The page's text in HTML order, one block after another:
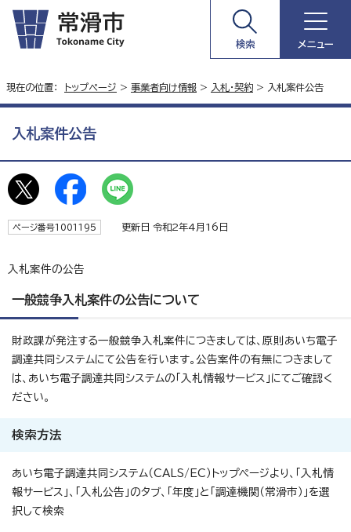
検索 メニュー
現在の位置： トップページ > 事業者向け情報 > 入札・契約 > 入札案件公告
入札案件公告
ページ番号1001195 更新日 令和2年4月16日
入札案件の公告
一般競争入札案件の公告について
財政課が発注する一般競争入札案件につきましては、原則あいち電子
調達共同システムにて公告を行います。公告案件の有無につきまして
は、あいち電子調達共同システムの「入札情報サービス」にてご確認く
ださい。
検索方法
あいち電子調達共同システム（CALS/EC）トップページより、「入札情
報サービス」、「入札公告」のタブ、「年度」と「調達機関（常滑市）」を選
択して検索